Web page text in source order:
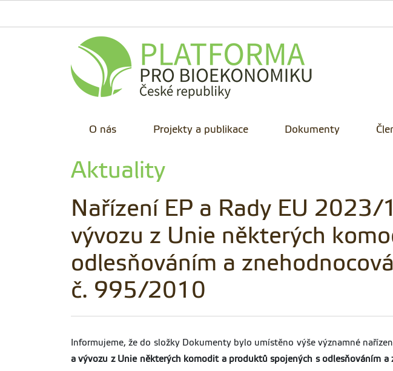
O nás Projekty a publikace Dokumenty
Aktuality
Nařízení EP a Rady EU
vývozu z Unie některých
odlesňováním a
č. 995/2010
Informujeme, že do složky Dokumenty bylo umístěno výše významné
a vývozu z Unie některých komodit a produktů spojených s odlesňováním